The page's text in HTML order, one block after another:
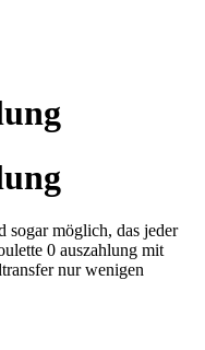
sogar möglich, das jeder
0 auszahlung mit
nur wenigen